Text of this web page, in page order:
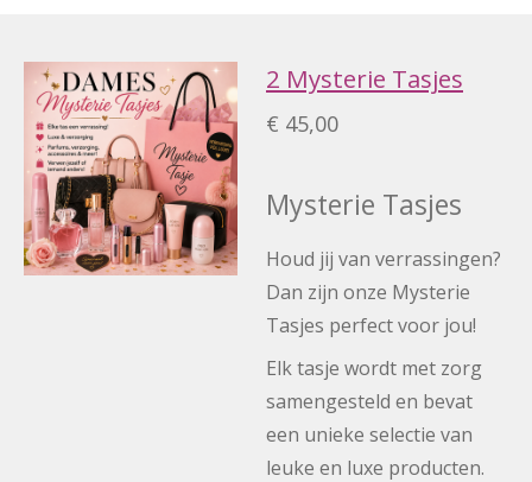
2 Mysterie Tasjes
€ 45,00
Mysterie Tasjes
Houd jij van verrassingen?
Dan zijn onze Mysterie
Tasjes perfect voor jou!
Elk tasje wordt met zorg
samengesteld en bevat
een unieke selectie van
leuke en luxe producten.